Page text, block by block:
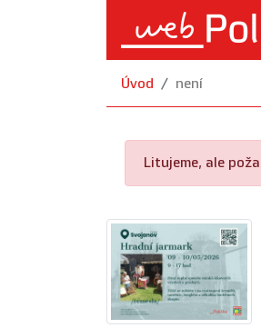
Úvod není
Litujeme, ale